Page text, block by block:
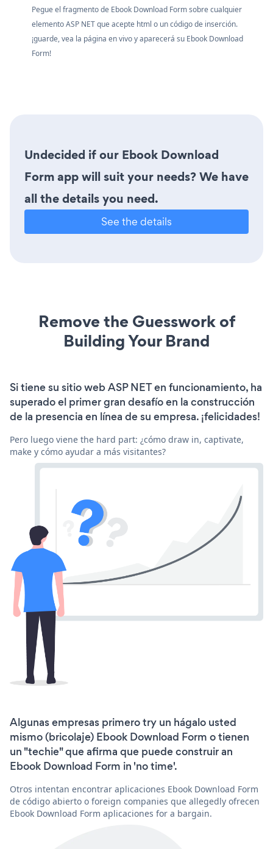
Pegue el fragmento de Ebook Download Form sobre cualquier
elemento ASP NET que acepte html o un código de inserción.
¡guarde, vea la página en vivo y aparecerá su Ebook Download
Form!
Undecided if our Ebook Download
Form app will suit your needs? We have
all the details you need.
See the details
Remove the Guesswork of
Building Your Brand
Si tiene su sitio web ASP NET en funcionamiento, ha
superado el primer gran desafío en la construcción
de la presencia en línea de su empresa. ¡felicidades!
Pero luego viene the hard part: ¿cómo draw in, captivate,
make y cómo ayudar a más visitantes?
Algunas empresas primero try un hágalo usted
mismo (bricolaje) Ebook Download Form o tienen
un "techie" que afirma que puede construir an
Ebook Download Form in 'no time'.
Otros intentan encontrar aplicaciones Ebook Download Form
de código abierto o foreign companies que allegedly ofrecen
Ebook Download Form aplicaciones for a bargain.